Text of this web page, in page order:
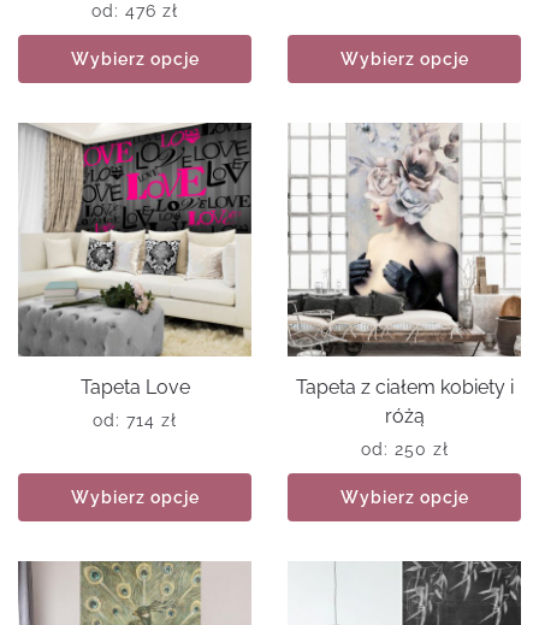
od: 476 zł
Wybierz opcje Wybierz opcje
Tapeta Love
od: 714 zł
Wybierz opcje
Tapeta z ciałem kobiety i
różą
od: 250 zł
Wybierz opcje